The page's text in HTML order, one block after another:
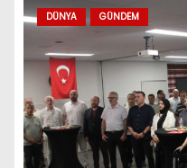
DÜNYA GÜNDEM